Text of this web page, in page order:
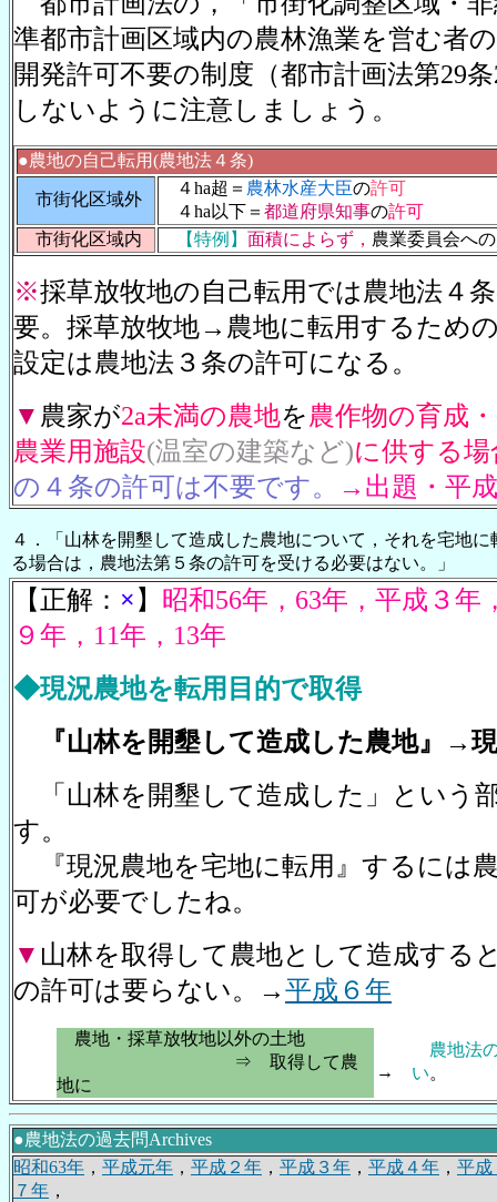
準都市計画区域内の農林漁業を営む者
開発許可不要の制度（都市計画法第29
しないように注意しましょう。
●農地の自己転用(農地法４条)
市街化区域外
４ha超＝ 農林水産大臣の許可
４ha以下＝ 都道府県知事の許可
市街化区域内
【特例】 面積によらず， 農業委員会への
※採草放牧地の自己転用では農地法４
要。採草放牧地→農地に転用するため
設定は農地法３条の許可になる。
▼ 農家が2a未満の農地を農作物の育成
農業用施設(温室の建築など)に供する場
の４条の許可は不要です。
→出題・平
４．「山林を開墾して造成した農地について，それを宅地
る場合は，農地法第５条の許可を受ける必要はない。」
【正解： × 】 昭和56年，63年，平成３年
９年，11年，13年
◆現況農地を転用目的で取得
『山林を開墾して造成した農地』→
「山林を開墾して造成した」という
す。
『現況農地を宅地に転用』するには
可が必要でしたね。
▼ 山林を取得して農地として造成する
の許可は要らない。→平成６年
農地・採草放牧地以外の土地
⇒ 取得して農
地に
→
農地法
い。
●農地法の過去問Archives
昭和63年 ， 平成元年 ， 平成２年 ， 平成３年 ， 平成４年 ， 平成
７年 ，